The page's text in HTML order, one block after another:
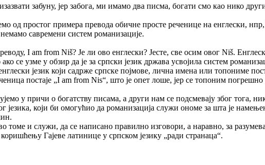
забуну, јер забога, ми имамо два писма, богати смо као нико
од простог примера превода обичне просте реченице на енглески,
савремени систем романизације.
I am from Niš? Је ли ово енглески? Јесте, све осим овог Niš.
се узме у обзир да је за српски језик држава усвојила систем
језик који садрже српске појмове, лична имена или топониме
постаје „I am from Nis“, што је опет лоше, јер се топоним погрешно
у причи о богатству писама, а други нам се подсмевају због тога,
језика, који би омогућио да романизација служи ономе за шта је
томе и служи, да се написано правилно изговори, а наравно, за
Гајеве латинице у српском језику „ради странаца“.